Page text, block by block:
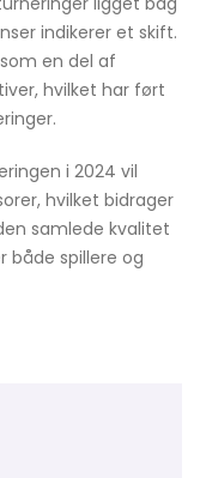
indikerer et skift.
en del af
hvilket har ført
i 2024 vil
hvilket bidrager
samlede kvalitet
både spillere og